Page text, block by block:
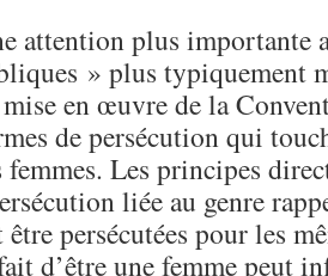
attention plus importante
» plus typiquement
en œuvre de la
de persécution qui
Les principes
liée au genre
être persécutées pour les
d’être une femme peut